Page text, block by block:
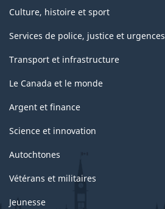
Culture, histoire et sport
Services de police, justice et urgences
Transport et infrastructure
Le Canada et le monde
Argent et finance
Science et innovation
Autochtones
Vétérans et militaires
Jeunesse